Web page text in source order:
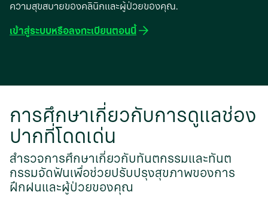
ความสุขสบายของคลินิกและผู้ป่วยของคุณ.
เข้าสู่ระบบหรือลงทะเบียนตอนนี้
การศึกษาเกี่ยวกับการดูแลช่อง
ปากที่โดดเด่น
สำรวจการศึกษาเกี่ยวกับทันตกรรมและทันต
กรรมจัดฟันเพื่อช่วยปรับปรุงสุขภาพของการ
ฝึกฝนและผู้ป่วยของคุณ